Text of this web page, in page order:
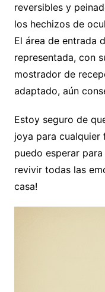
reversibles y
los hechizos de
El área de entrada
representada, con
mostrador de
adaptado, aún
Estoy seguro de
joya para cualquier
puedo esperar
revivir todas las
casa!